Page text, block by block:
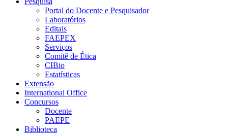
Portal do Docente e Pesquisador
Laboratórios
Editais
FAEPEX
Serviços
Comitê de Ética
CIBio
Estatísticas
Extensão
International Office
Concursos
Docente
PAEPE
Biblioteca